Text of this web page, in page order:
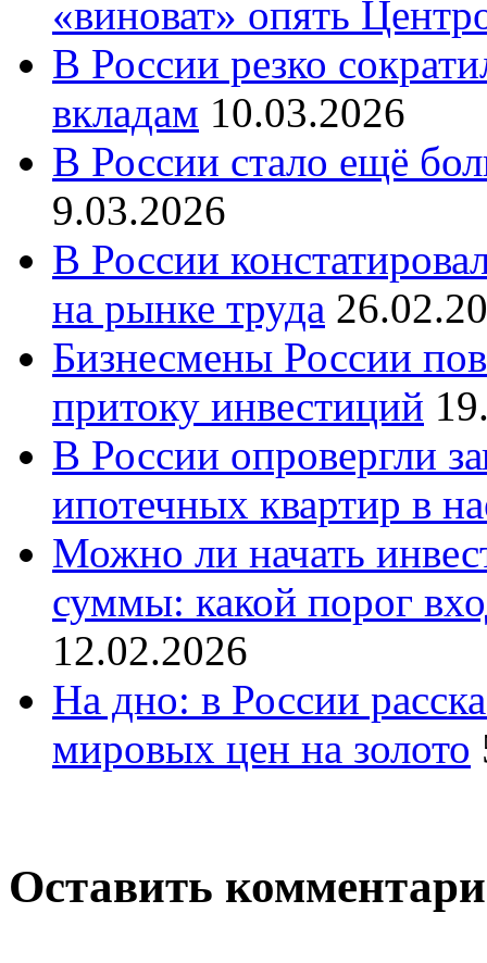
«виноват» опять
В России резко
вкладам 10.03.2026
В России стало ещё
9.03.2026
В России
на рынке труда
Бизнесмены России
притоку инвестиций
В России опровергли
ипотечных квартир в
Можно ли начать
суммы: какой порог
12.02.2026
На дно: в России
мировых цен на золото
Оставить